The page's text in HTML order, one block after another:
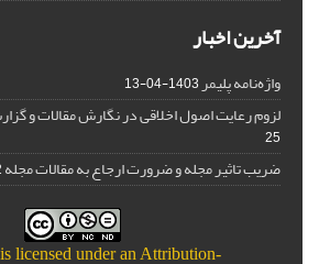
آخرین اخبار
واژه‌نامه پلیمر1403-04-13
لزوم رعایت اصول اخلاقی در نگارش مقالات و
25
ضریب تاثیر مجله و ضرورت ارجاع به مقالات مجله
licensed under an Attribution-